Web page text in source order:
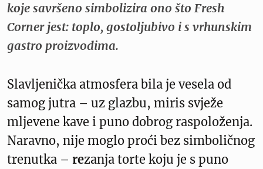
koje savršeno simbolizira ono što Fresh
Corner jest: toplo, gostoljubivo i s vrhunskim
gastro proizvodima.
Slavljenička atmosfera bila je vesela od
samog jutra – uz glazbu, miris svježe
mljevene kave i puno dobrog raspoloženja.
Naravno, nije moglo proći bez simboličnog
trenutka – rezanja torte koju je s puno